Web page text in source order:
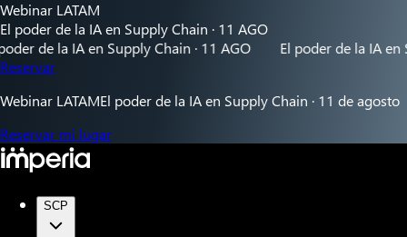
Webinar LATAM
El poder de la IA en Supply Chain · 11 AGO
de la IA en Supply Chain · 11 AGO
El poder de la IA en
Reservar
Webinar LATAMEl poder de la IA en Supply Chain · 11 de agosto
Reservar mi lugar
SCP